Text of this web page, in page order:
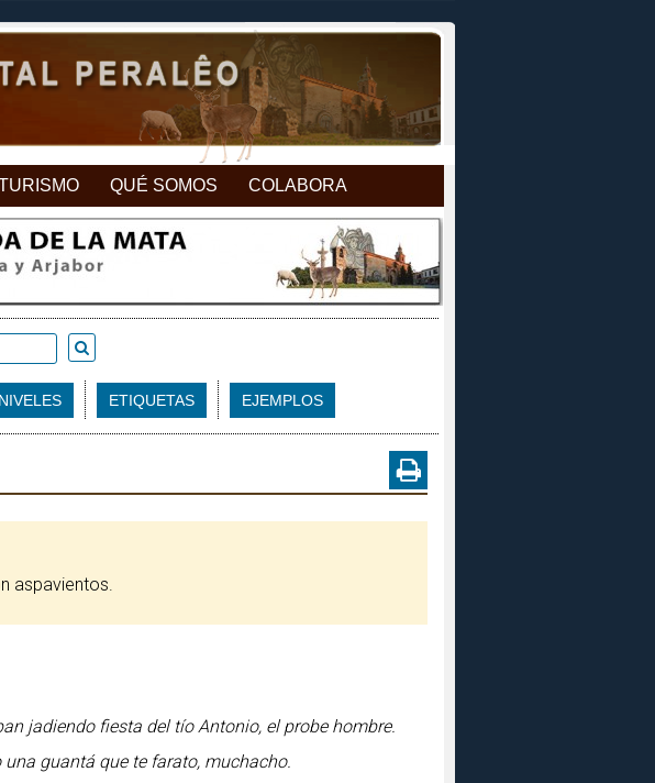
QUÉ SOMOS COLABORA
NIVELES ETIQUETAS EJEMPLOS
aspavientos.
jadiendo fiesta del tío Antonio, el probe hombre.
guantá que te farato, muchacho.